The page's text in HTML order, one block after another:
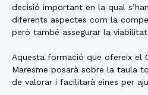
decisió important en la qual
diferents aspectes com la
però també assegurar la
Aquesta formació que ofereix el
Maresme posarà sobre la taula
de valorar i facilitarà eines per